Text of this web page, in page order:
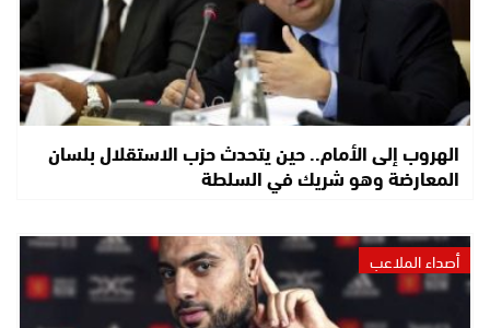
الهروب إلى الأمام.. حين يتحدث حزب الاستقلال بلسان
المعارضة وهو شريك في السلطة
أصداء الملاعب